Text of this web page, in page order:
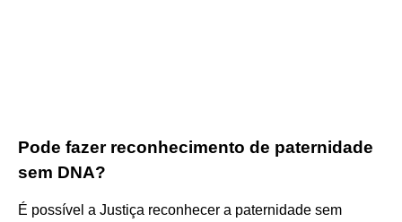
Pode fazer reconhecimento de paternidade
sem DNA?
É possível a Justiça reconhecer a paternidade sem